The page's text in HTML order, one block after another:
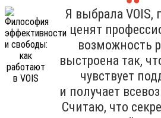
Я выбрала VOIS,
ценят
возможность
выстроена так,
чувствует
и получает
Считаю, что